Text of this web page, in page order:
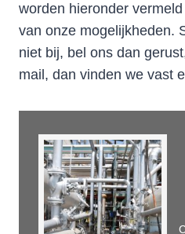
worden hieronder
van onze mogelijkheden.
niet bij, bel ons dan
mail, dan vinden we vast